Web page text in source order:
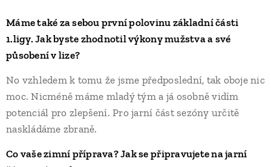
Máme také za sebou první polovinu základní části
1.ligy. Jak byste zhodnotil výkony mužstva a své
působení v lize?
No vzhledem k tomu že jsme předposlední, tak oboje nic
moc. Nicméně máme mladý tým a já osobně vidím
potenciál pro zlepšení. Pro jarní část sezóny určitě
naskládáme zbraně.
Co vaše zimní příprava? Jak se připravujete na jarní